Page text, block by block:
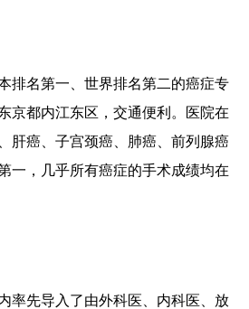
排名第一、世界排名第二的癌症专
京都内江东区，交通便利。医院在
肝癌、子宫颈癌、肺癌、前列腺癌
一，几乎所有癌症的手术成绩均在
率先导入了由外科医、内科医、放